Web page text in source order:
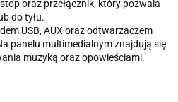
oraz przełącznik, który pozwala
do tyłu.
USB, AUX oraz odtwarzaczem
panelu multimedialnym znajdują się
muzyką oraz opowieściami.